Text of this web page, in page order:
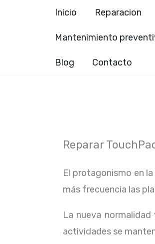
Inicio Reparacion
Mantenimiento
Blog Contacto
Reparar
El protagonismo en
más frecuencia las
La nueva
actividades se